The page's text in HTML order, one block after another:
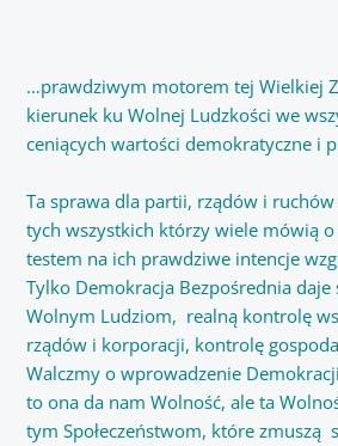
…prawdziwym motorem tej Wielkiej
kierunek ku Wolnej Ludzkości we
ceniących wartości demokratyczne i
Ta sprawa dla partii, rządów i ruchów
tych wszystkich którzy wiele mówią
testem na ich prawdziwe intencje
Tylko Demokracja Bezpośrednia daje
Wolnym Ludziom, realną kontrolę
rządów i korporacji, kontrolę
Walczmy o wprowadzenie
to ona da nam Wolność, ale ta
tym Społeczeństwom, które zmuszą